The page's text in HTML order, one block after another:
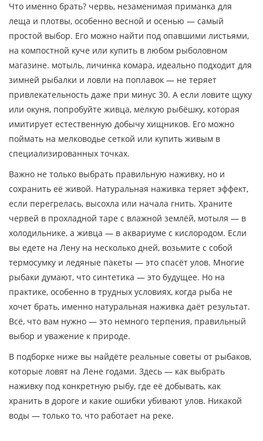
Что именно брать? червь, незаменимая приманка для
леща и плотвы, особенно весной и осенью — самый
простой выбор. Его можно найти под опавшими листьями,
на компостной куче или купить в любом рыболовном
магазине. мотыль, личинка комара, идеально подходит для
зимней рыбалки и ловли на поплавок — не теряет
привлекательность даже при минус 30. А если ловите щуку
или окуня, попробуйте живца, мелкую рыбёшку, которая
имитирует естественную добычу хищников. Его можно
поймать на мелководье сеткой или купить живым в
специализированных точках.
Важно не только выбрать правильную наживку, но и
сохранить её живой. Натуральная наживка теряет эффект,
если перегрелась, высохла или начала гнить. Храните
червей в прохладной таре с влажной землёй, мотыля — в
холодильнике, а живца — в аквариуме с кислородом. Если
вы едете на Лену на несколько дней, возьмите с собой
термосумку и ледяные пакеты — это спасёт улов. Многие
рыбаки думают, что синтетика — это будущее. Но на
практике, особенно в трудных условиях, когда рыба не
хочет брать, именно натуральная наживка даёт результат.
Всё, что вам нужно — это немного терпения, правильный
выбор и уважение к природе.
В подборке ниже вы найдёте реальные советы от рыбаков,
которые ловят на Лене годами. Здесь — как выбрать
наживку под конкретную рыбу, где её добывать, как
хранить в дороге и какие ошибки убивают улов. Никакой
воды — только то, что работает на реке.